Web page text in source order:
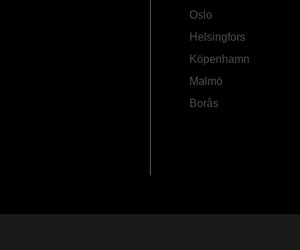
Oslo
Helsingfors
Köpenhamn
Malmö
Borås